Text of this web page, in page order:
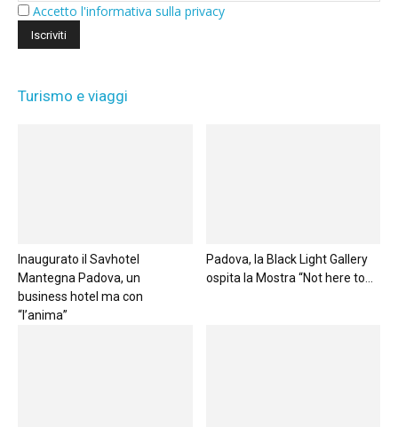
Accetto l'informativa sulla privacy
Turismo e viaggi
Inaugurato il Savhotel
Mantegna Padova, un
business hotel ma con
“l’anima”
Padova, la Black Light Gallery
ospita la Mostra “Not here to...